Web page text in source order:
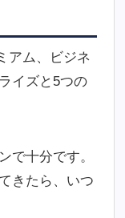
アム、ビジネ
イズと5つの
で十分です。
きたら、いつ